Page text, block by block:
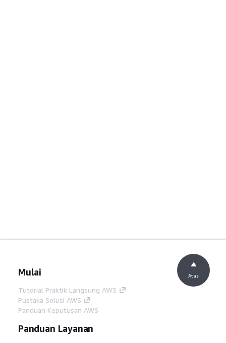
Mulai
Tutorial Praktik Langsung AWS
Pustaka Solusi AWS
Panduan Keputusan AWS
Panduan Layanan
Atas